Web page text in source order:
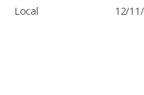
Local 12/